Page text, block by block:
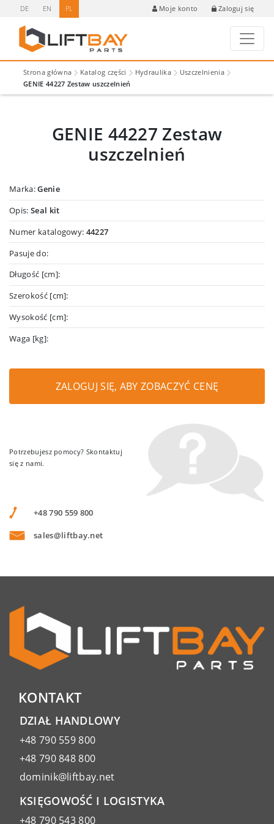
DE EN PL Moje konto Zaloguj się
Strona główna Katalog części Hydraulika
Uszczelnienia
GENIE 44227 Zestaw uszczelnień
GENIE 44227 Zestaw
uszczelnień
Marka:Genie
Opis: Seal kit
Numer katalogowy: 44227
Pasuje do:
Długość [cm]:
Szerokość [cm]:
Wysokość [cm]:
Waga [kg]:
ZALOGUJ SIĘ, ABY ZOBACZYĆ CENĘ
Potrzebujesz pomocy? Skontaktuj
się z nami.
+48 790 559 800
sales@liftbay.net
KONTAKT
DZIAŁ HANDLOWY
+48 790 559 800
+48 790 848 800
dominik@liftbay.net
KSIĘGOWOŚĆ I LOGISTYKA
+48 790 543 800